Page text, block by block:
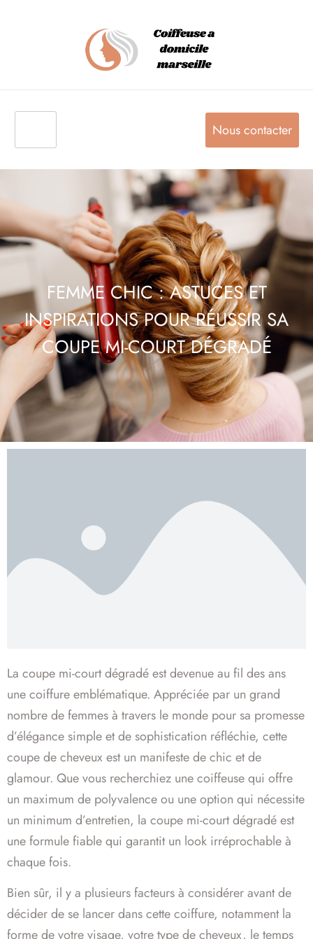
Nous contacter
FEMME CHIC : ASTUCES ET
INSPIRATIONS POUR RÉUSSIR SA
COUPE MI-COURT DÉGRADÉ
La coupe mi-court dégradé est devenue au fil des ans
une coiffure emblématique. Appréciée par un grand
nombre de femmes à travers le monde pour sa promesse
d’élégance simple et de sophistication réfléchie, cette
coupe de cheveux est un manifeste de chic et de
glamour. Que vous recherchiez une coiffeuse qui offre
un maximum de polyvalence ou une option qui nécessite
un minimum d’entretien, la coupe mi-court dégradé est
une formule fiable qui garantit un look irréprochable à
chaque fois.
Bien sûr, il y a plusieurs facteurs à considérer avant de
décider de se lancer dans cette coiffure, notamment la
forme de votre visage, votre type de cheveux, le temps